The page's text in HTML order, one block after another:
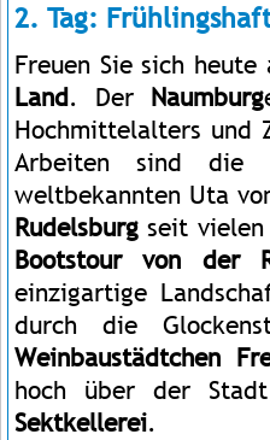
2. Tag:
Freuen Sie sich
Land. Der Naumburg
Hochmittelalters und
Arbeiten sind die
weltbekannten Uta
Rudelsburg seit vielen
Bootstour von der
einzigartige
durch die
Weinbaustädtchen
hoch über der
Sektkellerei.